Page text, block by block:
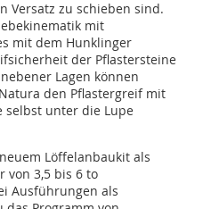
Versatz zu schieben sind.
mit
mit dem Hunklinger
der Pflastersteine
Lagen können
den Pflastergreif mit
selbst unter die Lupe
Löffelanbaukit als
von 3,5 bis 6 to
Ausführungen als